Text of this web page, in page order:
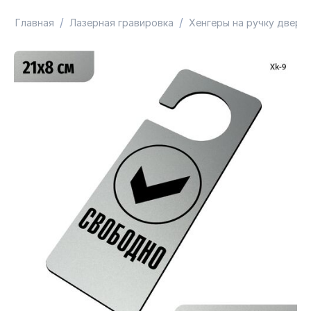
Главная / Лазерная гравировка / Хенгеры на ручку двери